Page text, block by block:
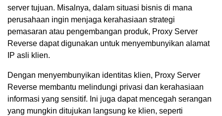
server tujuan. Misalnya, dalam situasi bisnis di mana
perusahaan ingin menjaga kerahasiaan strategi
pemasaran atau pengembangan produk, Proxy Server
Reverse dapat digunakan untuk menyembunyikan alamat
IP asli klien.
Dengan menyembunyikan identitas klien, Proxy Server
Reverse membantu melindungi privasi dan kerahasiaan
informasi yang sensitif. Ini juga dapat mencegah serangan
yang mungkin ditujukan langsung ke klien, seperti